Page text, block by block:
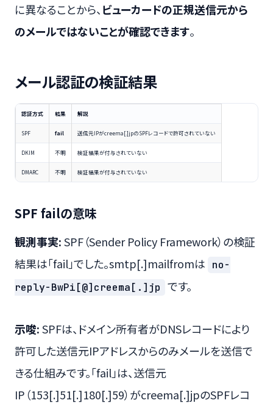
に異なることから、 ビューカードの正規送信元から
のメールではないことが確認できます。
メール認証の検証結果
認証方式 結果 解説
SPF fail 送信元IPがcreema[.]jpのSPFレコードで許可されていない
DKIM 不明 検証結果が付与されていない
DMARC 不明 検証結果が付与されていない
SPF failの意味
観測事実:SPF（Sender Policy Framework）の検証
結果は「fail」でした。smtp[.]mailfromは no-
reply-BwPi[@]creema[.]jp です。
示唆:SPFは、ドメイン所有者がDNSレコードにより
許可した送信元IPアドレスからのみメールを送信で
きる仕組みです。「fail」は、送信元
IP（153[.]51[.]180[.]59）がcreema[.]jpのSPFレコ